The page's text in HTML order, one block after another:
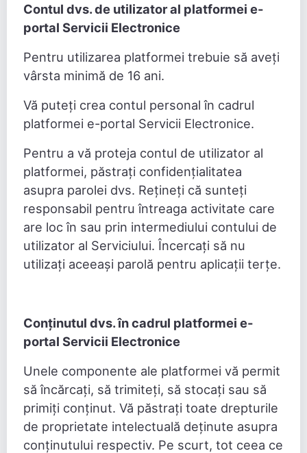
Contul dvs. de utilizator al platformei e-
portal Servicii Electronice
Pentru utilizarea platformei trebuie să aveți
vârsta minimă de 16 ani.
Vă puteți crea contul personal în cadrul
platformei e-portal Servicii Electronice.
Pentru a vă proteja contul de utilizator al
platformei, păstrați confidențialitatea
asupra parolei dvs. Rețineți că sunteți
responsabil pentru întreaga activitate care
are loc în sau prin intermediului contului de
utilizator al Serviciului. Încercați să nu
utilizați aceeași parolă pentru aplicații terțe.
Conținutul dvs. în cadrul platformei e-
portal Servicii Electronice
Unele componente ale platformei vă permit
să încărcați, să trimiteți, să stocați sau să
primiți conținut. Vă păstrați toate drepturile
de proprietate intelectuală deținute asupra
conținutului respectiv. Pe scurt, tot ceea ce